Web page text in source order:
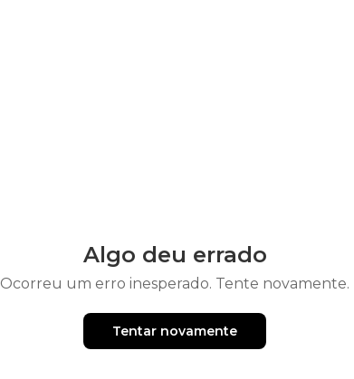
Algo deu errado
Ocorreu um erro inesperado. Tente novamente.
Tentar novamente